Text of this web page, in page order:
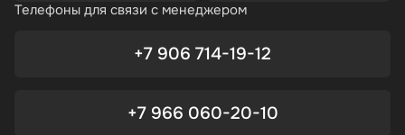
Телефоны для связи с менеджером
+7 906 714-19-12
+7 966 060-20-10